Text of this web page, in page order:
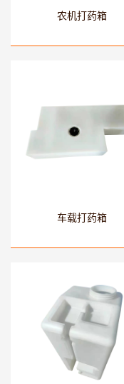
农机打药箱
车载打药箱